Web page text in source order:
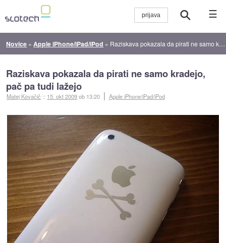
☰
Novice » Apple iPhone/iPad/iPod » Raziskava pokazala da pirati ne samo kradejo, pač pa tudi lažejo
Raziskava pokazala da pirati ne samo kradejo,
pač pa tudi lažejo
Matej Kovačič :: 15. okt 2009ob 13:20 Apple iPhone/iPad/iPod